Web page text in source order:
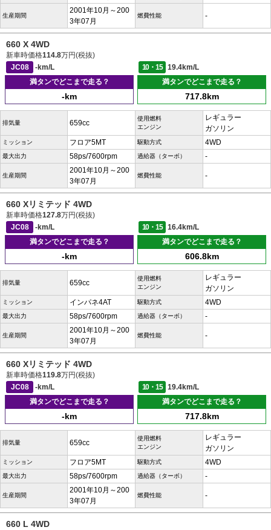
生産期間
2001年10月～200
3年07月
燃費性能 -
660 X 4WD
新車時価格114.8万円(税抜)
JC08
-km/L 10・15
19.4km/L
満タンでどこまで走る？
-km
満タンでどこまで走る？
717.8km
排気量 659cc
使用燃料
エンジン
レギュラー
ガソリン
ミッション フロア5MT 駆動方式 4WD
最大出力 58ps/7600rpm 過給器（ターボ） -
生産期間
2001年10月～200
3年07月
燃費性能 -
660 Xリミテッド 4WD
新車時価格127.8万円(税抜)
JC08
-km/L 10・15
16.4km/L
満タンでどこまで走る？
-km
満タンでどこまで走る？
606.8km
排気量 659cc
使用燃料
エンジン
レギュラー
ガソリン
ミッション インパネ4AT 駆動方式 4WD
最大出力 58ps/7600rpm 過給器（ターボ） -
生産期間
2001年10月～200
3年07月
燃費性能 -
660 Xリミテッド 4WD
新車時価格119.8万円(税抜)
JC08
-km/L 10・15
19.4km/L
満タンでどこまで走る？
-km
満タンでどこまで走る？
717.8km
排気量 659cc
使用燃料
エンジン
レギュラー
ガソリン
ミッション フロア5MT 駆動方式 4WD
最大出力 58ps/7600rpm 過給器（ターボ） -
生産期間
2001年10月～200
3年07月
燃費性能 -
660 L 4WD